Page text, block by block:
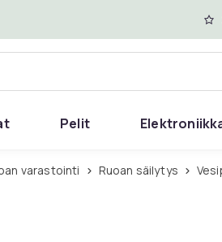
Pelit
varastointi Ruoan säilytys